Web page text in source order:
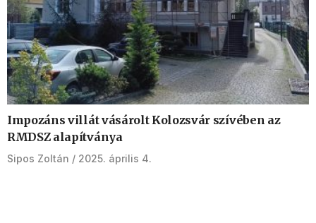
Impozáns villát vásárolt Kolozsvár szívében az
RMDSZ alapítványa
Sipos Zoltán 2025. április 4.